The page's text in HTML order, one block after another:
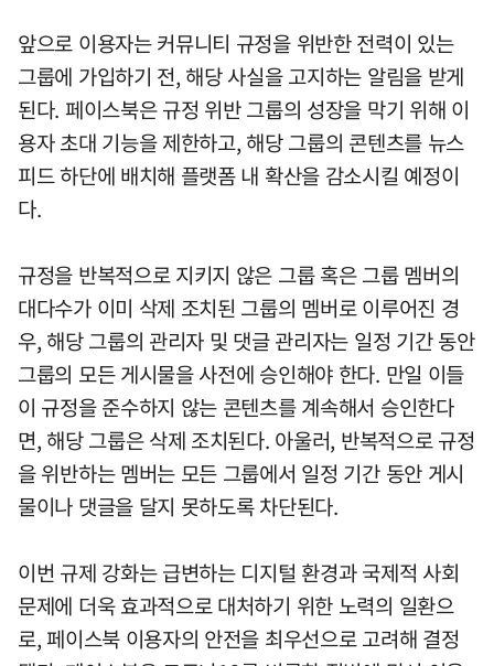
앞으로 이용자는 커뮤니티 규정을 위반한 전력이 있는
그룹에 가입하기 전, 해당 사실을 고지하는 알림을 받게
된다. 페이스북은 규정 위반 그룹의 성장을 막기 위해 이
용자 초대 기능을 제한하고, 해당 그룹의 콘텐츠를 뉴스
피드 하단에 배치해 플랫폼 내 확산을 감소시킬 예정이
다.
규정을 반복적으로 지키지 않은 그룹 혹은 그룹 멤버의
대다수가 이미 삭제 조치된 그룹의 멤버로 이루어진 경
우, 해당 그룹의 관리자 및 댓글 관리자는 일정 기간 동안
그룹의 모든 게시물을 사전에 승인해야 한다. 만일 이들
이 규정을 준수하지 않는 콘텐츠를 계속해서 승인한다
면, 해당 그룹은 삭제 조치된다. 아울러, 반복적으로 규정
을 위반하는 멤버는 모든 그룹에서 일정 기간 동안 게시
물이나 댓글을 달지 못하도록 차단된다.
이번 규제 강화는 급변하는 디지털 환경과 국제적 사회
문제에 더욱 효과적으로 대처하기 위한 노력의 일환으
로, 페이스북 이용자의 안전을 최우선으로 고려해 결정